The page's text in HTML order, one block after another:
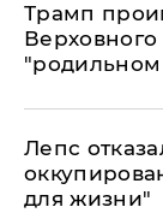
Трамп
Лепс
для жизни"